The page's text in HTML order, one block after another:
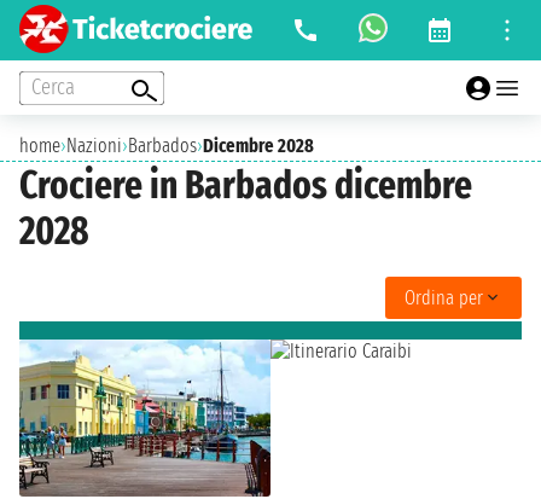
Cerca
home›Nazioni›Barbados›Dicembre 2028
Crociere in Barbados dicembre
2028
Ordina per